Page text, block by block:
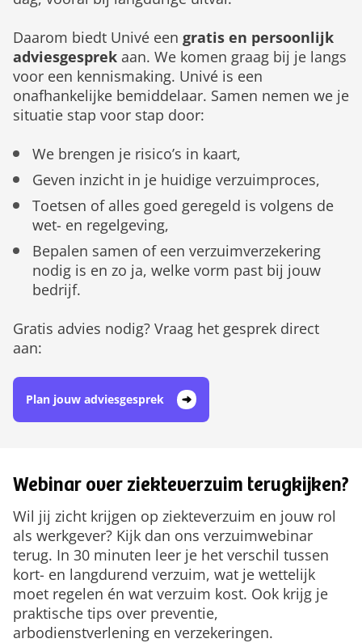
Daarom biedt Univé een gratis en persoonlijk
adviesgesprek aan. We komen graag bij je langs
voor een kennismaking. Univé is een
onafhankelijke bemiddelaar. Samen nemen we je
situatie stap voor stap door:
We brengen je risico’s in kaart,
Geven inzicht in je huidige verzuimproces,
Toetsen of alles goed geregeld is volgens de
wet- en regelgeving,
Bepalen samen of een verzuimverzekering
nodig is en zo ja, welke vorm past bij jouw
bedrijf.
Gratis advies nodig? Vraag het gesprek direct
aan:
Plan jouw adviesgesprek
Webinar over ziekteverzuim terugkijken?
Wil jij zicht krijgen op ziekteverzuim en jouw rol
als werkgever? Kijk dan ons verzuimwebinar
terug. In 30 minuten leer je het verschil tussen
kort- en langdurend verzuim, wat je wettelijk
moet regelen én wat verzuim kost. Ook krijg je
praktische tips over preventie,
arbodienstverlening en verzekeringen.